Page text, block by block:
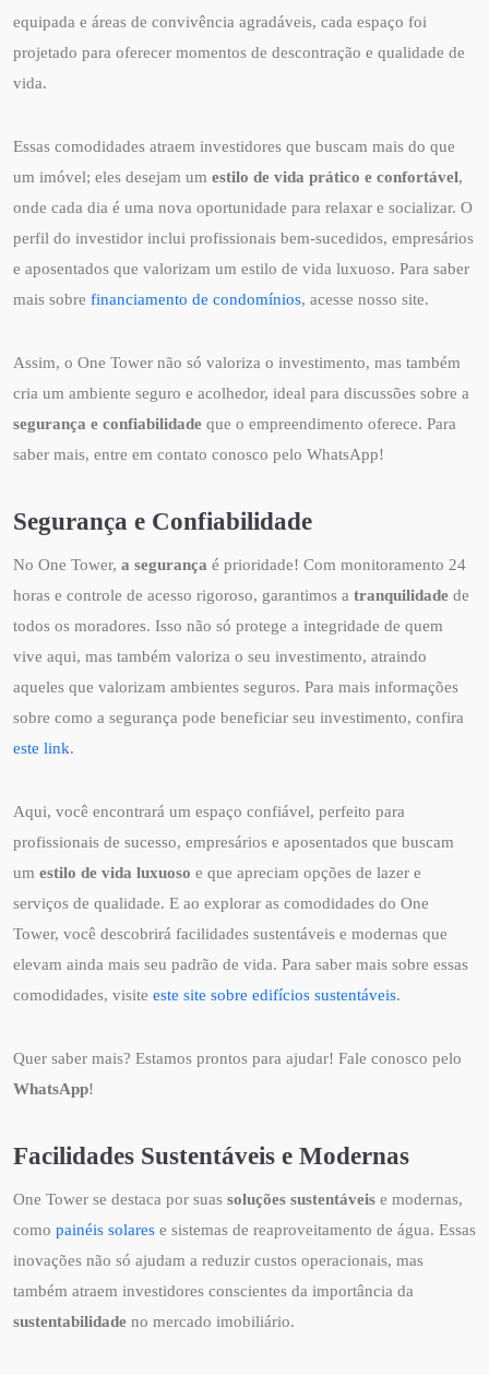
equipada e áreas de convivência agradáveis, cada espaço foi
projetado para oferecer momentos de descontração e qualidade de
vida.
Essas comodidades atraem investidores que buscam mais do que
um imóvel; eles desejam um estilo de vida prático e confortável,
onde cada dia é uma nova oportunidade para relaxar e socializar. O
perfil do investidor inclui profissionais bem-sucedidos, empresários
e aposentados que valorizam um estilo de vida luxuoso. Para saber
mais sobre financiamento de condomínios, acesse nosso site.
Assim, o One Tower não só valoriza o investimento, mas também
cria um ambiente seguro e acolhedor, ideal para discussões sobre a
segurança e confiabilidade que o empreendimento oferece. Para
saber mais, entre em contato conosco pelo WhatsApp!
Segurança e Confiabilidade
No One Tower, a segurança é prioridade! Com monitoramento 24
horas e controle de acesso rigoroso, garantimos a tranquilidade de
todos os moradores. Isso não só protege a integridade de quem
vive aqui, mas também valoriza o seu investimento, atraindo
aqueles que valorizam ambientes seguros. Para mais informações
sobre como a segurança pode beneficiar seu investimento, confira
este link.
Aqui, você encontrará um espaço confiável, perfeito para
profissionais de sucesso, empresários e aposentados que buscam
um estilo de vida luxuoso e que apreciam opções de lazer e
serviços de qualidade. E ao explorar as comodidades do One
Tower, você descobrirá facilidades sustentáveis e modernas que
elevam ainda mais seu padrão de vida. Para saber mais sobre essas
comodidades, visite este site sobre edifícios sustentáveis.
Quer saber mais? Estamos prontos para ajudar! Fale conosco pelo
WhatsApp!
Facilidades Sustentáveis e Modernas
One Tower se destaca por suas soluções sustentáveis e modernas,
como painéis solares e sistemas de reaproveitamento de água. Essas
inovações não só ajudam a reduzir custos operacionais, mas
também atraem investidores conscientes da importância da
sustentabilidade no mercado imobiliário.